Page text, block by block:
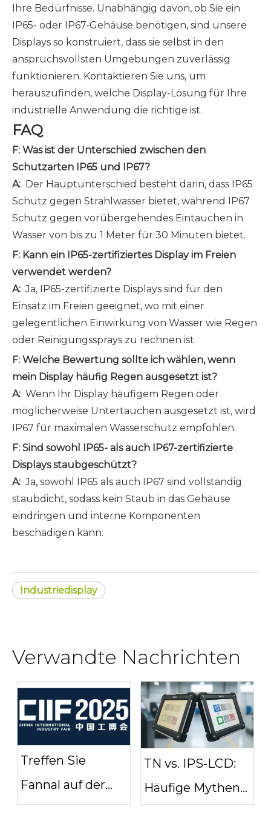
Ihre Bedürfnisse. Unabhängig davon, ob Sie ein
IP65- oder IP67-Gehäuse benötigen, sind unsere
Displays so konstruiert, dass sie selbst in den
anspruchsvollsten Umgebungen zuverlässig
funktionieren. Kontaktieren Sie uns, um
herauszufinden, welche Display-Lösung für Ihre
industrielle Anwendung die richtige ist.
FAQ
F: Was ist der Unterschied zwischen den
Schutzarten IP65 und IP67?
A: Der Hauptunterschied besteht darin, dass IP65
Schutz gegen Strahlwasser bietet, während IP67
Schutz gegen vorübergehendes Eintauchen in
Wasser von bis zu 1 Meter für 30 Minuten bietet.
F: Kann ein IP65-zertifiziertes Display im Freien
verwendet werden?
A: Ja, IP65-zertifizierte Displays sind für den
Einsatz im Freien geeignet, wo mit einer
gelegentlichen Einwirkung von Wasser wie Regen
oder Reinigungssprays zu rechnen ist.
F: Welche Bewertung sollte ich wählen, wenn
mein Display häufig Regen ausgesetzt ist?
A: Wenn Ihr Display häufigem Regen oder
möglicherweise Untertauchen ausgesetzt ist, wird
IP67 für maximalen Wasserschutz empfohlen.
F: Sind sowohl IP65- als auch IP67-zertifizierte
Displays staubgeschützt?
A: Ja, sowohl IP65 als auch IP67 sind vollständig
staubdicht, sodass kein Staub in das Gehäuse
eindringen und interne Komponenten
beschädigen kann.
Industriedisplay
Verwandte Nachrichten
Treffen Sie
Fannal auf der
CIIF Shanghai
TN vs. IPS-LCD:
Häufige Mythen